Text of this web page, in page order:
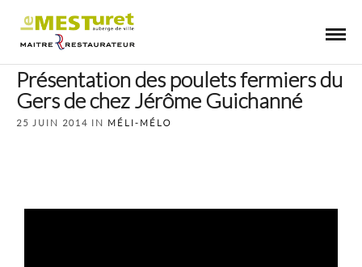
Présentation des poulets fermiers du
Gers de chez Jérôme Guichanné
25 JUIN 2014 IN MÉLI-MÉLO